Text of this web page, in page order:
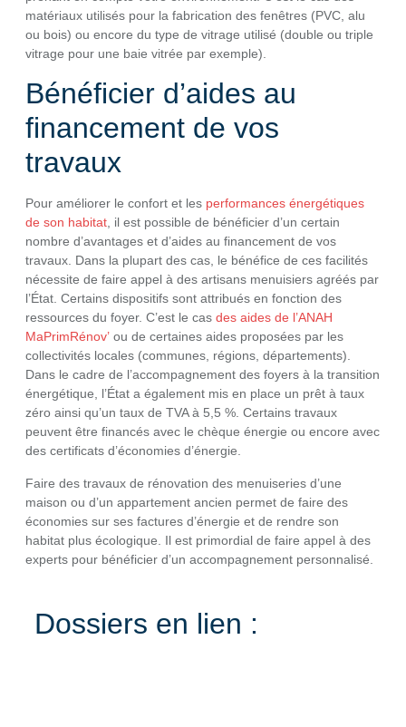
matériaux utilisés pour la fabrication des fenêtres (PVC, alu
ou bois) ou encore du type de vitrage utilisé (double ou triple
vitrage pour une baie vitrée par exemple).
Bénéficier d’aides au
financement de vos
travaux
Pour améliorer le confort et les performances énergétiques
de son habitat, il est possible de bénéficier d’un certain
nombre d’avantages et d’aides au financement de vos
travaux. Dans la plupart des cas, le bénéfice de ces facilités
nécessite de faire appel à des artisans menuisiers agréés par
l’État. Certains dispositifs sont attribués en fonction des
ressources du foyer. C’est le cas des aides de l’ANAH
MaPrimRénov’ ou de certaines aides proposées par les
collectivités locales (communes, régions, départements).
Dans le cadre de l’accompagnement des foyers à la transition
énergétique, l’État a également mis en place un prêt à taux
zéro ainsi qu’un taux de TVA à 5,5 %. Certains travaux
peuvent être financés avec le chèque énergie ou encore avec
des certificats d’économies d’énergie.
Faire des travaux de rénovation des menuiseries d’une
maison ou d’un appartement ancien permet de faire des
économies sur ses factures d’énergie et de rendre son
habitat plus écologique. Il est primordial de faire appel à des
experts pour bénéficier d’un accompagnement personnalisé.
Dossiers en lien :